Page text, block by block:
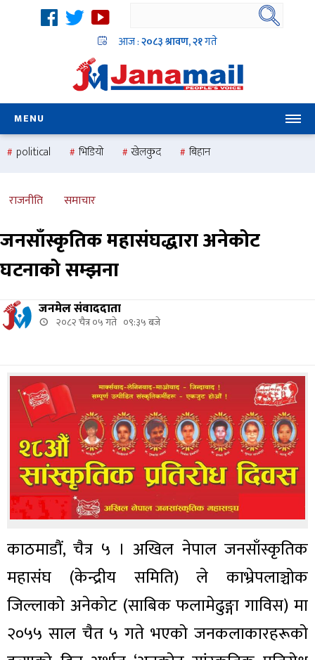
आज :२०८३ श्रावण, २१गते
MENU
political भिडियो खेलकुद
बिहान
national
health
राजनीति समाचार
जनसाँस्कृतिक महासंघद्धारा अनेकोट
घटनाको सम्झना
जनमेल संवाददाता
२०८२ चैत्र ०५ गते ०९:३५ बजे
काठमाडौं, चैत्र ५ । अखिल नेपाल जनसाँस्कृतिक
महासंघ (केन्द्रीय समिति) ले काभ्रेपलाञ्चोक
जिल्लाको अनेकोट (साबिक फलामेढुङ्गा गाविस) मा
२०५५ साल चैत ५ गते भएको जनकलाकारहरूको